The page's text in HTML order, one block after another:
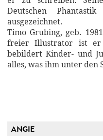
Deutschen
ausgezeichnet.
Timo Grubing, geb.
freier Illustrator ist er
bebildert Kinder- und
alles, was ihm unter den
ANGIE